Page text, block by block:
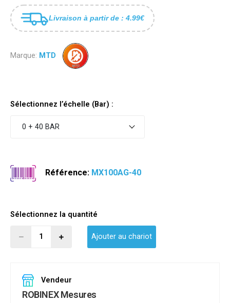
Livraison à partir de : 4.99€
Marque: MTD
Sélectionnez l’échelle (Bar) :
0 + 40 BAR
Référence: MX100AG-40
Sélectionnez la quantité
Ajouter au chariot
Vendeur
ROBINEX Mesures